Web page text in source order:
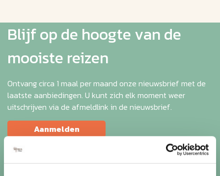
Blijf op de hoogte van de
mooiste reizen
Ontvang circa 1 maal per maand onze nieuwsbrief met de
laatste aanbiedingen. U kunt zich elk moment weer
uitschrijven via de afmeldlink in de nieuwsbrief.
Aanmelden
Lees in ons
hoe wij zorgvuldig omgaan met uw